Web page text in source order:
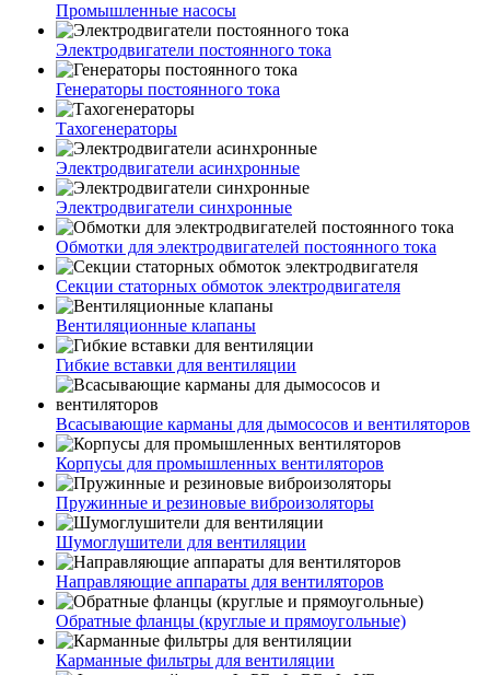
Промышленные насосы
Электродвигатели постоянного тока
Генераторы постоянного тока
Тахогенераторы
Электродвигатели асинхронные
Электродвигатели синхронные
Обмотки для электродвигателей постоянного тока
Секции статорных обмоток электродвигателя
Вентиляционные клапаны
Гибкие вставки для вентиляции
Всасывающие карманы для дымососов и вентиляторов
Корпусы для промышленных вентиляторов
Пружинные и резиновые виброизоляторы
Шумоглушители для вентиляции
Направляющие аппараты для вентиляторов
Обратные фланцы (круглые и прямоугольные)
Карманные фильтры для вентиляции